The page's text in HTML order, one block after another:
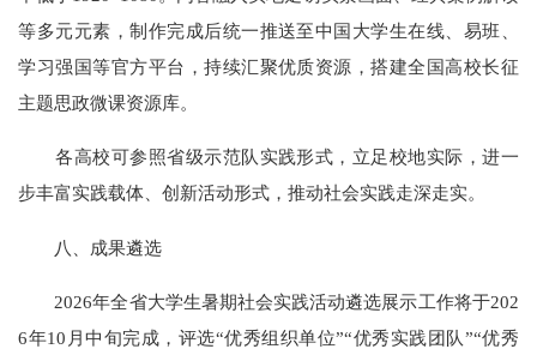
等多元元素，制作完成后统一推送至中国大学生在线、易班、
学习强国等官方平台，持续汇聚优质资源，搭建全国高校长征
主题思政微课资源库。
各高校可参照省级示范队实践形式，立足校地实际，进一
步丰富实践载体、创新活动形式，推动社会实践走深走实。
八、成果遴选
2026年全省大学生暑期社会实践活动遴选展示工作将于202
6年10月中旬完成，评选“优秀组织单位”“优秀实践团队”“优秀